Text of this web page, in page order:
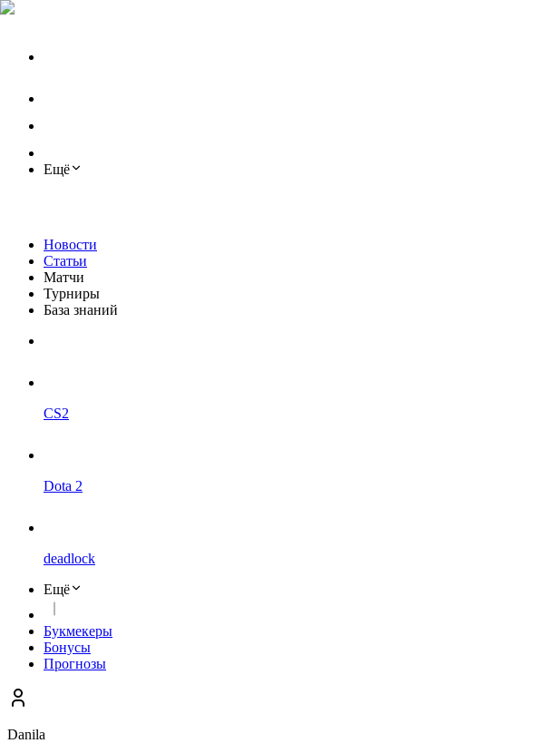
Ещё
Новости
Статьи
Матчи
Турниры
База знаний
CS2
Dota 2
deadlock
Ещё
Букмекеры
Бонусы
Прогнозы
Danila